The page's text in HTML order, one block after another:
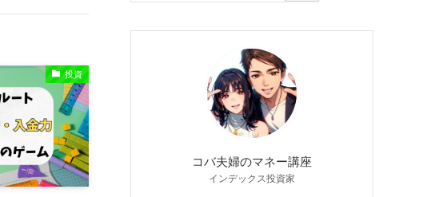
投資
コバ夫婦のマネー講座
インデックス投資家